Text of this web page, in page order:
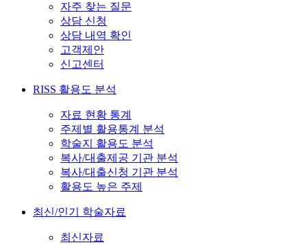
자주 찾는 질문
상담 신청
상담 내역 확인
고객제안
신고센터
RISS 활용도 분석
자료 현황 통계
주제별 활용통계 분석
학술지 활용도 분석
복사/대출제공 기관 분석
복사/대출신청 기관 분석
활용도 높은 주제
최신/인기 학술자료
최신자료